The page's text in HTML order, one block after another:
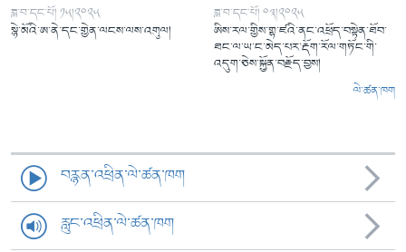
ཟླ་བ་དང་པོ། ༡༥།༢༠༢༥
སྙེ་མོའི་ཨ་ནེ་དང་གྱེན་ལངས་ལས་འགུལ།
ཟླ་བ་དང་པོ། ༠༣།༢༠༢༥
ཨིས་རལ་གྱིས་གྷ་ཛའི་ནང་འཕྲོད་བསྟེན་ཐོབ་
ཐང་ལ་ཡ་ང་མེད་པར་རྡོག་རོལ་གཏོང་གི་
འདུག་ཅེས་སྐྱོན་བརྗོད་བྱས།
ལེ་ཚན་ཁག
བརྙན་འཕྲིན་ལེ་ཚན་ཁག
རླུང་འཕྲིན་ལེ་ཚན་ཁག